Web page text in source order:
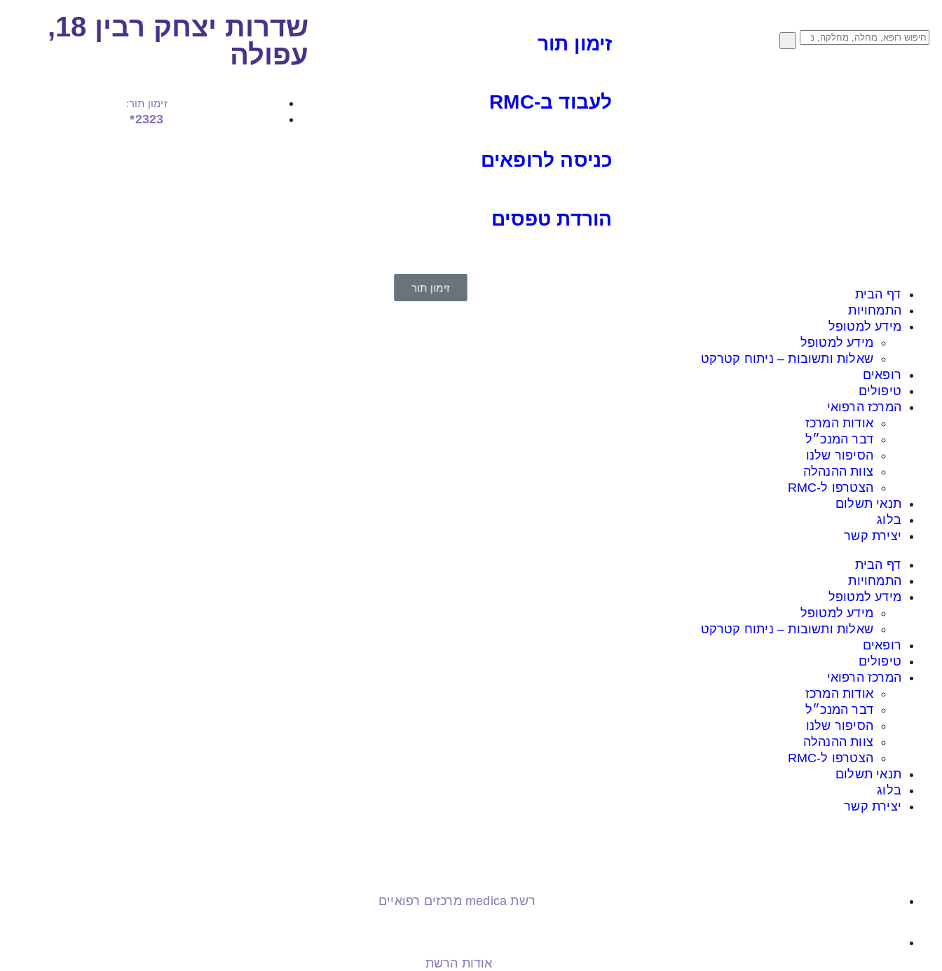
זימון תור
לעבוד ב-RMC
כניסה לרופאים
הורדת טפסים
שדרות יצחק רבין 18,
עפולה
זימון תור:
2323*
דף הבית
התמחויות
מידע למטופל
מידע למטופל
שאלות ותשובות – ניתוח קטרקט
רופאים
טיפולים
המרכז הרפואי
אודות המרכז
דבר המנכ״ל
הסיפור שלנו
צוות ההנהלה
הצטרפו ל-RMC
תנאי תשלום
בלוג
יצירת קשר
דף הבית
התמחויות
מידע למטופל
מידע למטופל
שאלות ותשובות – ניתוח קטרקט
רופאים
טיפולים
המרכז הרפואי
אודות המרכז
דבר המנכ״ל
הסיפור שלנו
צוות ההנהלה
הצטרפו ל-RMC
תנאי תשלום
בלוג
יצירת קשר
זימון תור
רשת medica מרכזים רפואיים
אודות הרשת